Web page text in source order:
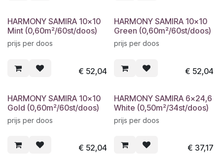
HARMONY SAMIRA 10x10
Mint (0,60m²/60st/doos)
prijs per doos
€ 52,04
HARMONY SAMIRA 10x10
Green (0,60m²/60st/doos)
prijs per doos
€ 52,04
HARMONY SAMIRA 10x10
Gold (0,60m²/60st/doos)
prijs per doos
€ 52,04
HARMONY SAMIRA 6x24,6
White (0,50m²/34st/doos)
prijs per doos
€ 37,17